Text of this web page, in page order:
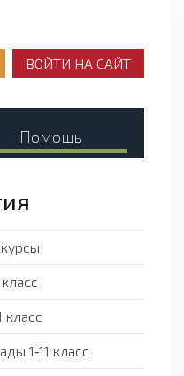
ВОЙТИ НА САЙТ
Помощь
класс
1‑11 класс